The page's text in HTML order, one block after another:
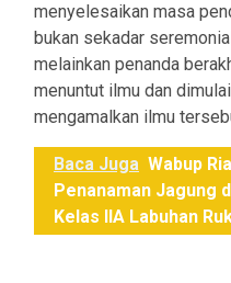
menyelesaikan masa
bukan sekadar
melainkan penanda
menuntut ilmu dan
mengamalkan ilmu
Baca Juga Wabup
Penanaman Jagung
Kelas IIA Labuhan